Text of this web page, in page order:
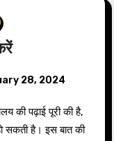
28, 2024
सकती है। इस बात की